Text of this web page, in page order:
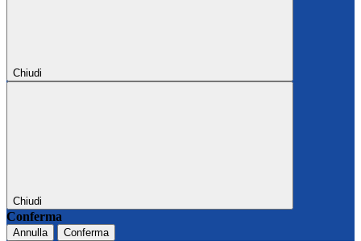
Chiudi
Chiudi
Conferma
Annulla Conferma